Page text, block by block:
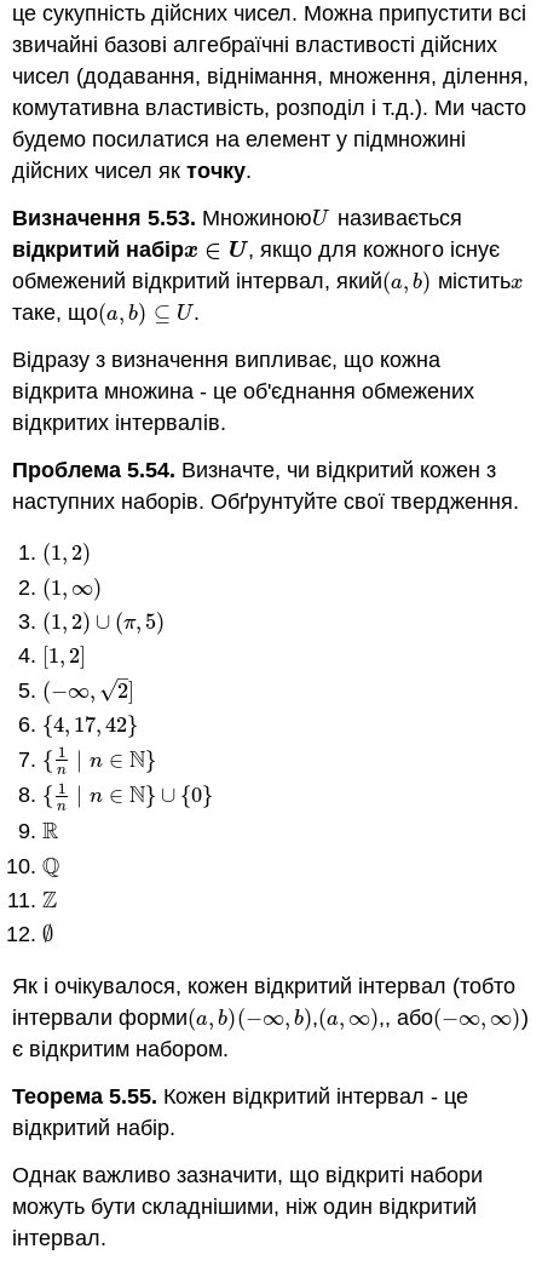
це сукупність дійсних чисел. Можна припустити всі
звичайні базові алгебраїчні властивості дійсних
чисел (додавання, віднімання, множення, ділення,
комутативна властивість, розподіл і т.д.). Ми часто
будемо посилатися на елемент у підмножині
дійсних чисел якточку.
Визначення 5.53. МножиноюU
U називається
відкритий набірx ∈ U
x∈U
, якщо для кожного існує
обмежений відкритий інтервал, який(a, b)
(a, b) міститьx
x
таке, що(a, b) ⊆ U
(a, b)⊆U
.
Відразу з визначення випливає, що кожна
відкрита множина - це об'єднання обмежених
відкритих інтервалів.
Проблема 5.54. Визначте, чи відкритий кожен з
наступних наборів. Обґрунтуйте свої твердження.
(1, 2)
(1, 2)
(1, ∞)
(1, ∞)
(1, 2) ∪ (π, 5)
(1, 2)∪( π,5 )
1, 2
1, 2]
(−∞, 2
–
√ ]
(−∞,2 ]
{4, 17,42}
{4,17,42}
{ 1
n ∣ n ∈ N}
{1n n∈N}
{ 1
n n ∈ N} ∪ {0}
{ 1n n∈N}∪ {0}
R
R
Q
Q
Z
Z
∅
∅
Як і очікувалося, кожен відкритий інтервал (тобто
інтервали форми(a, b)
(a, b) (−∞, b)
(−∞,b ) ,(a, ∞)
(a, ∞) ,, або(−∞, ∞)
(−∞,∞)
)
є відкритим набором.
Теорема 5.55. Кожен відкритий інтервал - це
відкритий набір.
Однак важливо зазначити, що відкриті набори
можуть бути складнішими, ніж один відкритий
інтервал.